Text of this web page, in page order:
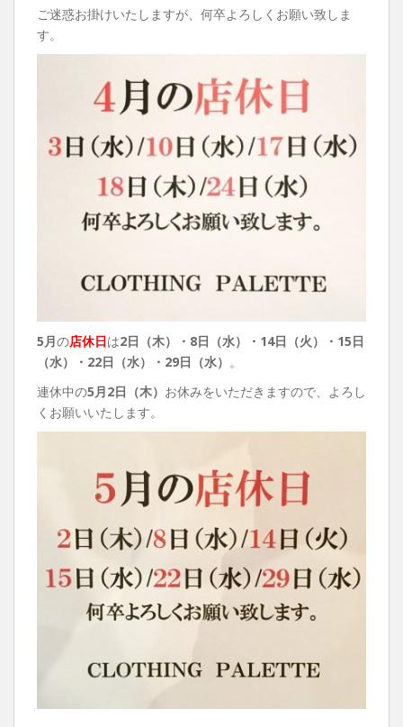
ご迷惑お掛けいたしますが、何卒よろしくお願い致しま
す。
5月の店休日は2日（木）・8日（水）・14日（火）・15日
（水）・22日（水）・29日（水） 。
連休中の5月2日（木） お休みをいただきますので、よろし
くお願いいたします。